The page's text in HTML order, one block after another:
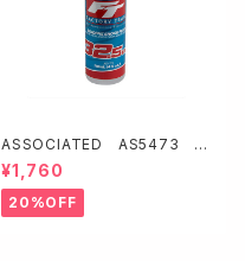
ASSOCIATED AS5473 F
T シリコンショックオイル32.5w
t (388 cSt/4oz)
¥1,760
20%OFF